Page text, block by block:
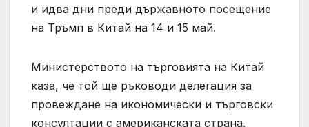
и идва дни преди държавното посещение
на Тръмп в Китай на 14 и 15 май.
Министерството на търговията на Китай
каза, че той ще ръководи делегация за
провеждане на икономически и търговски
консултации с американската страна.